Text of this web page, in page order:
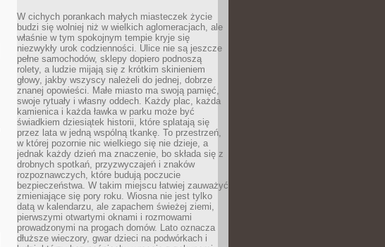
W cichych porankach małych miasteczek życie
budzi się wolniej niż w wielkich aglomeracjach, ale
właśnie w tym spokojnym tempie kryje się
niezwykły urok codzienności. Ulice nie są jeszcze
pełne samochodów, sklepy dopiero podnoszą
rolety, a ludzie mijają się z krótkim skinieniem
głowy, jakby wszyscy należeli do jednej, dobrze
znanej opowieści. Małe miasto ma swoją pamięć,
swoje rytuały i własny oddech. Każdy plac, każda
kamienica i każda ławka w parku może być
świadkiem dziesiątek historii, które splatają się
przez lata w jedną wspólną tkankę. To przestrzeń,
w której pozornie nic wielkiego się nie dzieje, a
jednak każdy dzień ma znaczenie, bo składa się z
drobnych spotkań, przyzwyczajeń i znaków
rozpoznawczych, które budują poczucie
bezpieczeństwa. W takim miejscu łatwiej zauważyć
zmieniające się pory roku. Wiosna nie jest tylko
datą w kalendarzu, ale zapachem świeżej ziemi,
pierwszymi otwartymi oknami i rozmowami
prowadzonymi na progach domów. Lato oznacza
dłuższe wieczory, gwar dzieci na podwórkach i